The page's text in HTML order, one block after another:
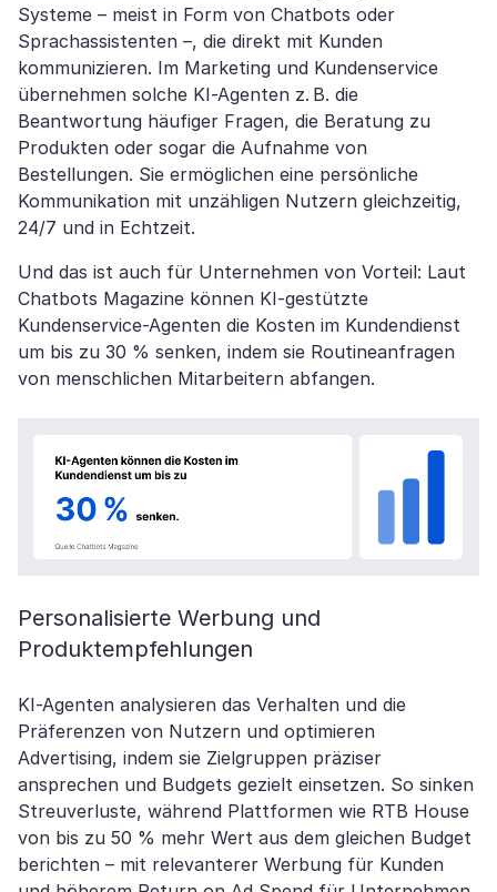
Systeme – meist in Form von Chatbots oder
Sprachassistenten –, die direkt mit Kunden
kommunizieren. Im Marketing und Kundenservice
übernehmen solche KI-Agenten z. B. die
Beantwortung häufiger Fragen, die Beratung zu
Produkten oder sogar die Aufnahme von
Bestellungen. Sie ermöglichen eine persönliche
Kommunikation mit unzähligen Nutzern gleichzeitig,
24/7 und in Echtzeit.
Und das ist auch für Unternehmen von Vorteil: Laut
Chatbots Magazine können KI-gestützte
Kundenservice-Agenten die Kosten im Kundendienst
um bis zu 30 % senken, indem sie Routineanfragen
von menschlichen Mitarbeitern abfangen.
Personalisierte Werbung und
Produktempfehlungen
KI-Agenten analysieren das Verhalten und die
Präferenzen von Nutzern und optimieren
Advertising, indem sie Zielgruppen präziser
ansprechen und Budgets gezielt einsetzen. So sinken
Streuverluste, während Plattformen wie RTB House
von bis zu 50 % mehr Wert aus dem gleichen Budget
berichten – mit relevanterer Werbung für Kunden